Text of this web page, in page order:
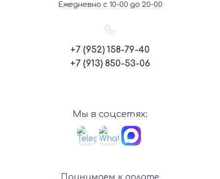
Ежедневно с 10-00 до 20-00
+7 (952) 158-79-40
+7 (913) 850-53-06
Мы в соцсетях: